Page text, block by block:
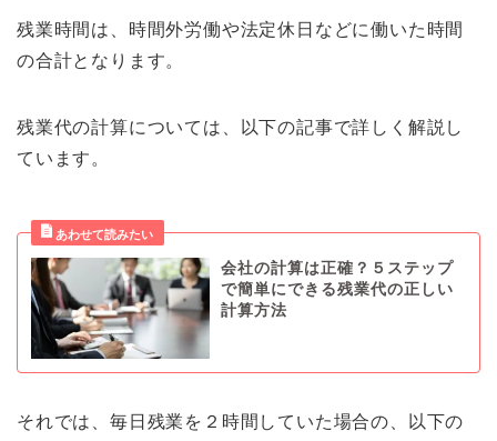
残業時間は、時間外労働や法定休日などに働いた時間
の合計となります。
残業代の計算については、以下の記事で詳しく解説し
ています。
会社の計算は正確？５ステップ
で簡単にできる残業代の正しい
計算方法
それでは、毎日残業を２時間していた場合の、以下の